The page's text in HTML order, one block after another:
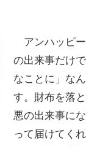
アンハッピー
の出来事だけ
なことに」な
す。財布を落
悪の出来事に
って届けてく